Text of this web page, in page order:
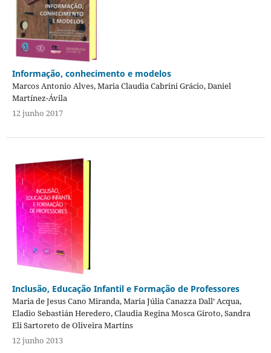
Informação, conhecimento e modelos
Marcos Antonio Alves, Maria Claudia Cabrini Grácio, Daniel
Martínez-Ávila
12 junho 2017
Inclusão, Educação Infantil e Formação de Professores
Maria de Jesus Cano Miranda, Maria Júlia Canazza Dall’ Acqua,
Eladio Sebastián Heredero, Claudia Regina Mosca Giroto, Sandra
Eli Sartoreto de Oliveira Martins
12 junho 2013